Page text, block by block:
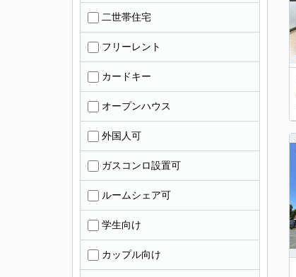
二世帯住宅
フリーレント
カードキー
オープンハウス
外国人可
ガスコンロ設置可
ルームシェア可
学生向け
カップル向け